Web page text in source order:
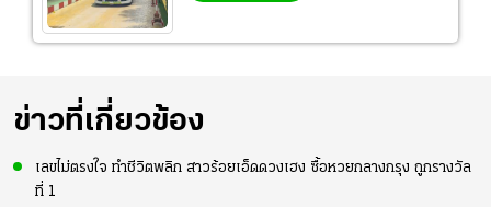
ข่าวที่เกี่ยวข้อง
เลขไม่ตรงใจ ทำชีวิตพลิก สาวร้อยเอ็ดดวงเฮง ซื้อหวยกลางกรุง ถูกรางวัล
ที่ 1